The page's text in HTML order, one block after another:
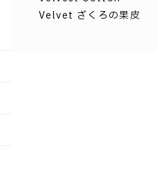
Velvet ざくろの果皮